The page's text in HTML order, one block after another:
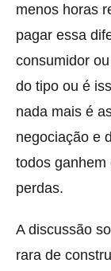
menos horas
pagar essa
consumidor
do tipo ou é
nada mais é
negociação e
todos ganhem
perdas.
A discussão
rara de